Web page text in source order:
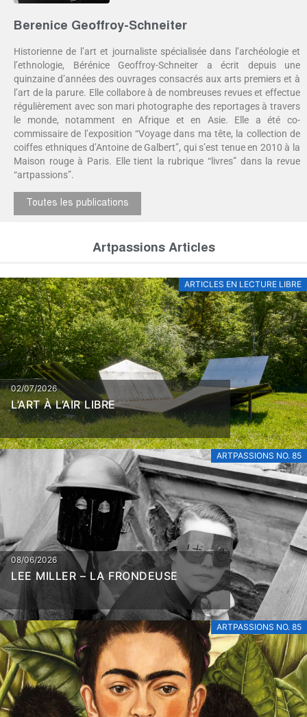
Berenice Geoffroy-Schneiter
Historienne de l’art et journaliste spécialisée dans l’archéologie et
l’ethnologie, Bérénice Geoffroy-Schneiter a écrit depuis une
quinzaine d’années des ouvrages consacrés aux arts premiers et à
l’art de la parure. Elle collabore à de nombreuses revues et effectue
régulièrement avec son mari photographe des reportages à travers
le monde, notamment en Afrique et en Asie. Elle a été co-
commissaire de l’exposition “Voyage dans ma tête, la collection de
coiffes ethniques d’Antoine de Galbert”, qui s’est tenue en 2010 à la
Maison rouge à Paris. Elle tient la rubrique “livres” dans la revue
“artpassions”.
Toutes les publications
Artpassions Articles
ARTICLES EN LECTURE LIBRE
02/07/2026
L’ART À L’AIR LIBRE
ARTPASSIONS NO. 85
08/06/2026
LEE MILLER – LA FRONDEUSE
ARTPASSIONS NO. 85